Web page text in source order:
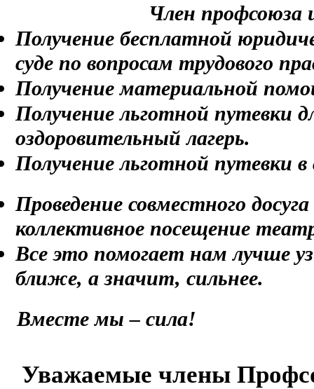
Член профсоюза
Получение бесплатной
суде по вопросам трудового
Получение материальной
Получение льготной путевки
оздоровительный лагерь.
Получение льготной путевки
Проведение совместного
коллективное посещение
Все это помогает нам лучше
ближе, а значит, сильнее.
Вместе мы – сила!
Уважаемые члены